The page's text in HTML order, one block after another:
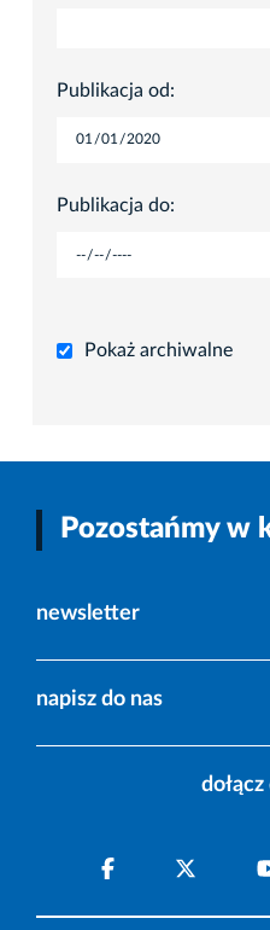
Publikacja od:
Publikacja do:
Pokaż archiwalne
Pozostańmy w
newsletter
napisz do nas
dołącz